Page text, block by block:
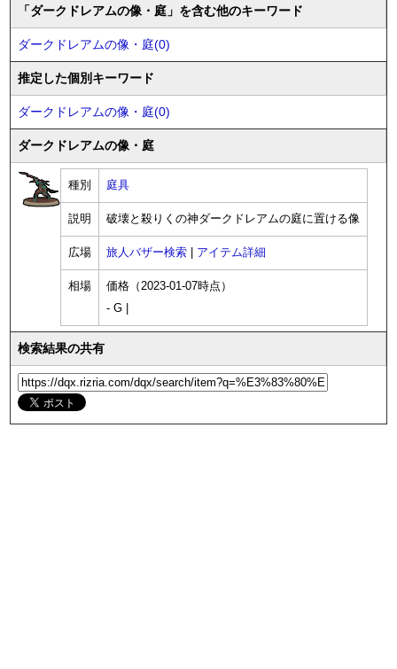
「ダークドレアムの像・庭」を含む他のキーワード
ダークドレアムの像・庭(0)
推定した個別キーワード
ダークドレアムの像・庭(0)
ダークドレアムの像・庭
種別 庭具
説明 破壊と殺りくの神ダークドレアムの庭に置ける像
広場 旅人バザー検索 アイテム詳細
相場
価格（2023-01-07時点）
- G |
検索結果の共有